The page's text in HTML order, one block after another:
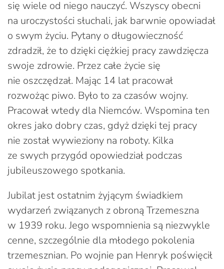
się wiele od niego nauczyć. Wszyscy obecni
na uroczystości słuchali, jak barwnie opowiadał
o swym życiu. Pytany o długowieczność
zdradził, że to dzięki ciężkiej pracy zawdzięcza
swoje zdrowie. Przez całe życie się
nie oszczędzał. Mając 14 lat pracował
rozwożąc piwo. Było to za czasów wojny.
Pracował wtedy dla Niemców. Wspomina ten
okres jako dobry czas, gdyż dzięki tej pracy
nie został wywieziony na roboty. Kilka
ze swych przygód opowiedział podczas
jubileuszowego spotkania.
Jubilat jest ostatnim żyjącym świadkiem
wydarzeń związanych z obroną Trzemeszna
w 1939 roku. Jego wspomnienia są niezwykle
cenne, szczególnie dla młodego pokolenia
trzemesznian. Po wojnie pan Henryk poświęcił